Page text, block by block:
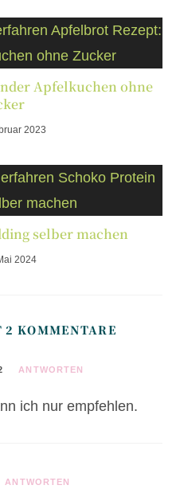
Apfelkuchen ohne
2023
selber machen
2024
2 KOMMENTARE
ANTWORTEN
ich nur empfehlen.
ANTWORTEN